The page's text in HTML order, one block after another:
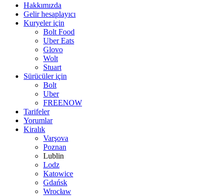
Hakkımızda
Gelir hesaplayıcı
Kuryeler için
Bolt Food
Uber Eats
Glovo
Wolt
Stuart
Sürücüler için
Bolt
Uber
FREENOW
Tarifeler
Yorumlar
Kiralık
Varşova
Poznan
Lublin
Lodz
Katowice
Gdańsk
Wrocław